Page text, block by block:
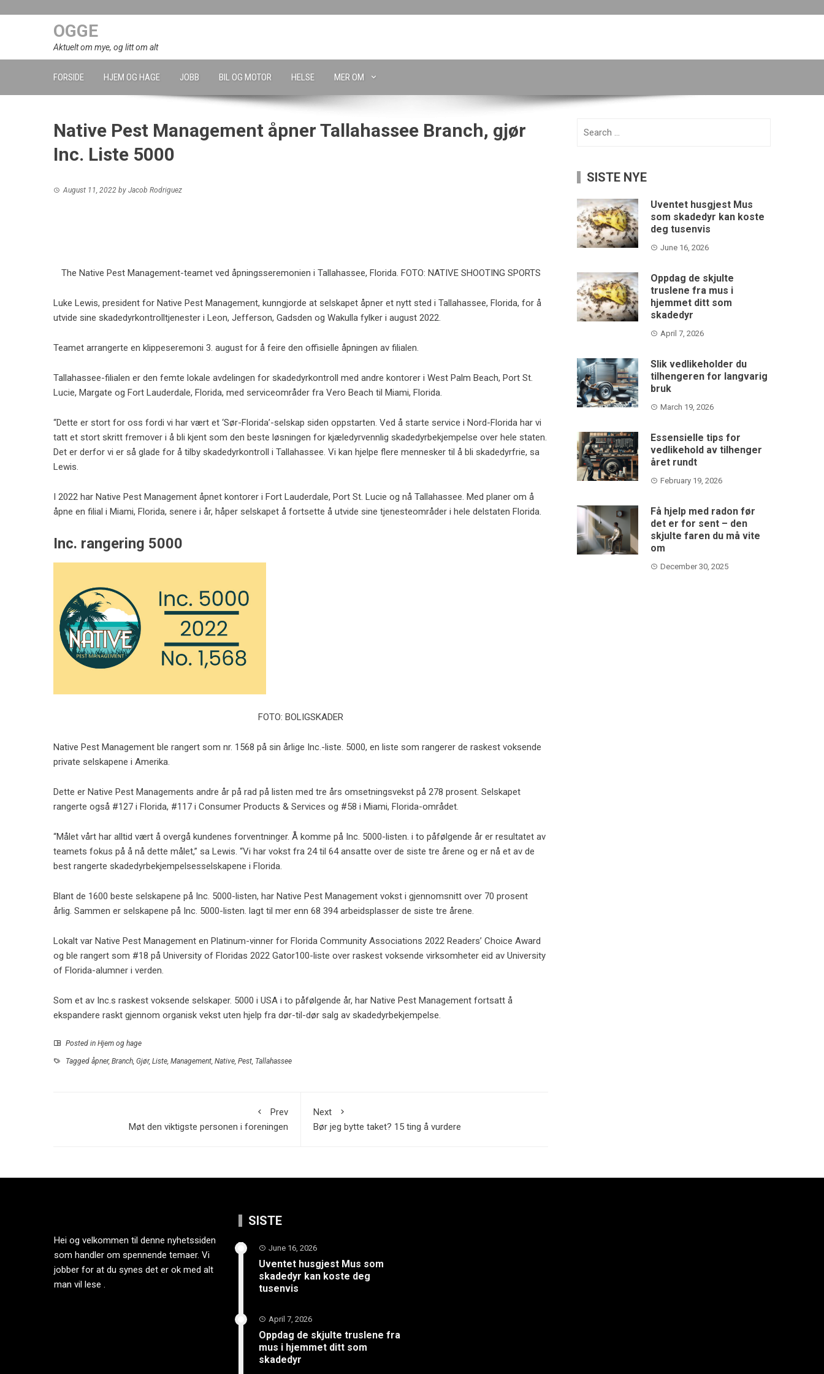
OGGE
Aktuelt om mye, og litt om alt
FORSIDE HJEM OG HAGE JOBB BIL OG MOTOR HELSE MER OM
Native Pest Management åpner Tallahassee Branch, gjør
Inc. Liste 5000
August 11, 2022 by Jacob Rodriguez
The Native Pest Management-teamet ved åpningsseremonien i Tallahassee, Florida. FOTO: NATIVE SHOOTING SPORTS
Luke Lewis, president for Native Pest Management, kunngjorde at selskapet åpner et nytt sted i Tallahassee, Florida, for å
utvide sine skadedyrkontrolltjenester i Leon, Jefferson, Gadsden og Wakulla fylker i august 2022.
Teamet arrangerte en klippeseremoni 3. august for å feire den offisielle åpningen av filialen.
Tallahassee-filialen er den femte lokale avdelingen for skadedyrkontroll med andre kontorer i West Palm Beach, Port St.
Lucie, Margate og Fort Lauderdale, Florida, med serviceområder fra Vero Beach til Miami, Florida.
“Dette er stort for oss fordi vi har vært et ‘Sør-Florida’-selskap siden oppstarten. Ved å starte service i Nord-Florida har vi
tatt et stort skritt fremover i å bli kjent som den beste løsningen for kjæledyrvennlig skadedyrbekjempelse over hele staten.
Det er derfor vi er så glade for å tilby skadedyrkontroll i Tallahassee. Vi kan hjelpe flere mennesker til å bli skadedyrfrie, sa
Lewis.
I 2022 har Native Pest Management åpnet kontorer i Fort Lauderdale, Port St. Lucie og nå Tallahassee. Med planer om å
åpne en filial i Miami, Florida, senere i år, håper selskapet å fortsette å utvide sine tjenesteområder i hele delstaten Florida.
Inc. rangering 5000
FOTO: BOLIGSKADER
Native Pest Management ble rangert som nr. 1568 på sin årlige Inc.-liste. 5000, en liste som rangerer de raskest voksende
private selskapene i Amerika.
Dette er Native Pest Managements andre år på rad på listen med tre års omsetningsvekst på 278 prosent. Selskapet
rangerte også #127 i Florida, #117 i Consumer Products & Services og #58 i Miami, Florida-området.
“Målet vårt har alltid vært å overgå kundenes forventninger. Å komme på Inc. 5000-listen. i to påfølgende år er resultatet av
teamets fokus på å nå dette målet,” sa Lewis. “Vi har vokst fra 24 til 64 ansatte over de siste tre årene og er nå et av de
best rangerte skadedyrbekjempelsesselskapene i Florida.
Blant de 1600 beste selskapene på Inc. 5000-listen, har Native Pest Management vokst i gjennomsnitt over 70 prosent
årlig. Sammen er selskapene på Inc. 5000-listen. lagt til mer enn 68 394 arbeidsplasser de siste tre årene.
Lokalt var Native Pest Management en Platinum-vinner for Florida Community Associations 2022 Readers’ Choice Award
og ble rangert som #18 på University of Floridas 2022 Gator100-liste over raskest voksende virksomheter eid av University
of Florida-alumner i verden.
Som et av Inc.s raskest voksende selskaper. 5000 i USA i to påfølgende år, har Native Pest Management fortsatt å
ekspandere raskt gjennom organisk vekst uten hjelp fra dør-til-dør salg av skadedyrbekjempelse.
Posted in Hjem og hage
Tagged åpner, Branch Gjør, Liste Management Native Pest Tallahassee
Prev
Møt den viktigste personen i foreningen
Next
Bør jeg bytte taket? 15 ting å vurdere
SISTE NYE
Uventet husgjest Mus
som skadedyr kan koste
deg tusenvis
June 16, 2026
Oppdag de skjulte
truslene fra mus i
hjemmet ditt som
skadedyr
April 7, 2026
Slik vedlikeholder du
tilhengeren for langvarig
bruk
March 19, 2026
Essensielle tips for
vedlikehold av tilhenger
året rundt
February 19, 2026
Få hjelp med radon før
det er for sent – den
skjulte faren du må vite
om
December 30, 2025
Hei og velkommen til denne nyhetssiden
som handler om spennende temaer. Vi
jobber for at du synes det er ok med alt
man vil lese .
SISTE
June 16, 2026
Uventet husgjest Mus som
skadedyr kan koste deg
tusenvis
April 7, 2026
Oppdag de skjulte truslene fra
mus i hjemmet ditt som
skadedyr